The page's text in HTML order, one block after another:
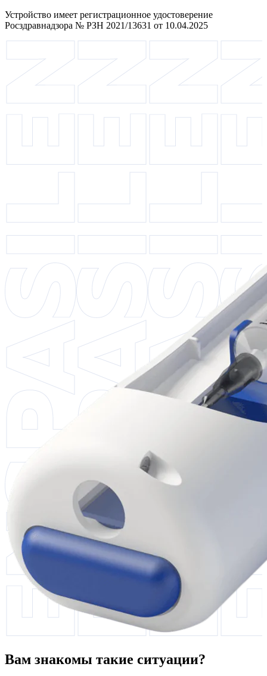
Устройство имеет регистрационное удостоверение
Росздравнадзора № РЗН 2021/13631 от 10.04.2025
Вам знакомы такие ситуации?